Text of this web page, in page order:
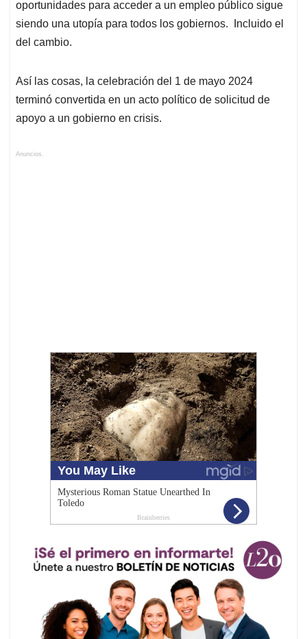
oportunidades para acceder a un empleo público sigue
siendo una utopía para todos los gobiernos. Incluido el
del cambio.
Así las cosas, la celebración del 1 de mayo 2024
terminó convertida en un acto político de solicitud de
apoyo a un gobierno en crisis.
Anuncios.